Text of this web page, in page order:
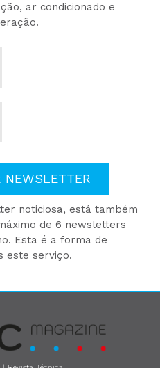
ar condicionado e
NEWSLETTER
noticiosa, está também
de 6 newsletters
Esta é a forma de
este serviço.